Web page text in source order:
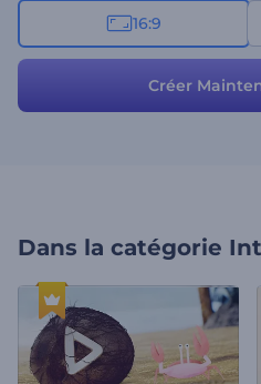
Idéal pour des présentations de
Personnalisez-le en quelques
Essayez-le dès maintenant !
16:9
Créer
Dans la catégorie